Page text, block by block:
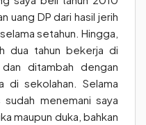
uang DP dari hasil jerih
setahun. Hingga,
dua tahun bekerja di
ditambah dengan
di sekolahan. Selama
menemani saya
maupun duka, bahkan